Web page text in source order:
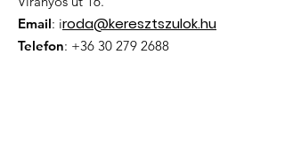
Email: iroda@keresztszulok.hu
Telefon: +36 30 279 2688